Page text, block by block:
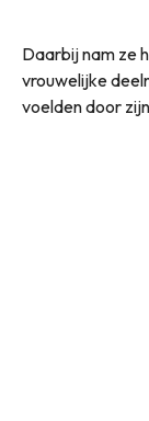
Daarbij nam ze
vrouwelijke
voelden door